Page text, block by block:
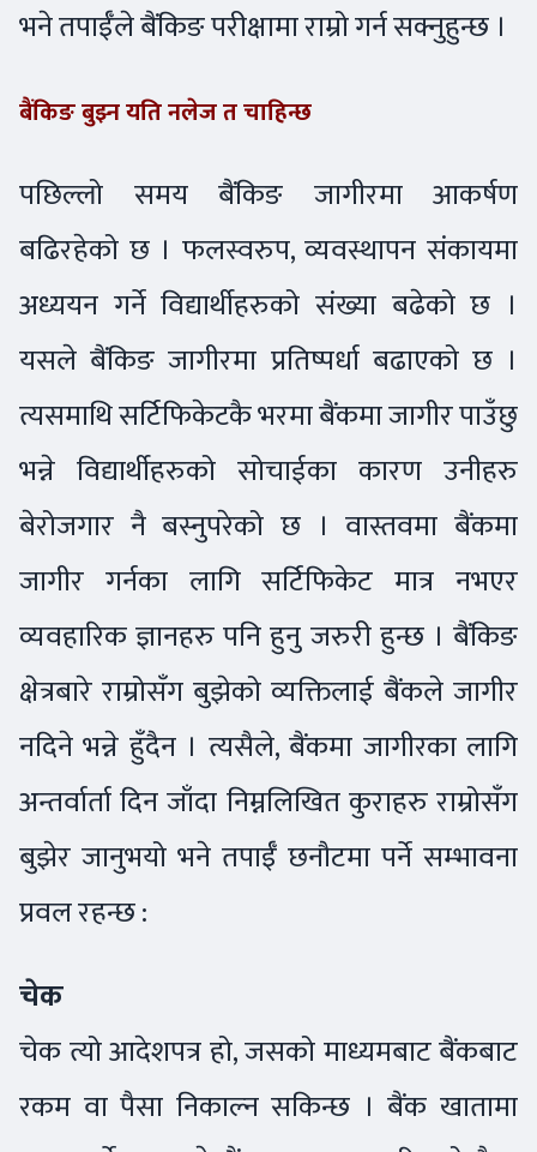
भने तपाईँले बैंकिङ परीक्षामा राम्रो गर्न सक्नुहुन्छ ।
बैंकिङ बुझ्न यति नलेज त चाहिन्छ
पछिल्लो समय बैंकिङ जागीरमा आकर्षण
बढिरहेको छ । फलस्वरुप, व्यवस्थापन संकायमा
अध्ययन गर्ने विद्यार्थीहरुको संख्या बढेको छ ।
यसले बैंकिङ जागीरमा प्रतिष्पर्धा बढाएको छ ।
त्यसमाथि सर्टिफिकेटकै भरमा बैंकमा जागीर पाउँछु
भन्ने विद्यार्थीहरुको सोचाईका कारण उनीहरु
बेरोजगार नै बस्नुपरेको छ । वास्तवमा बैंकमा
जागीर गर्नका लागि सर्टिफिकेट मात्र नभएर
व्यवहारिक ज्ञानहरु पनि हुनु जरुरी हुन्छ । बैंकिङ
क्षेत्रबारे राम्रोसँग बुझेको व्यक्तिलाई बैंकले जागीर
नदिने भन्ने हुँदैन । त्यसैले, बैंकमा जागीरका लागि
अन्तर्वार्ता दिन जाँदा निम्नलिखित कुराहरु राम्रोसँग
बुझेर जानुभयो भने तपाईँ छनौटमा पर्ने सम्भावना
प्रवल रहन्छ :
चेक
चेक त्यो आदेशपत्र हो, जसको माध्यमबाट बैंकबाट
रकम वा पैसा निकाल्न सकिन्छ । बैंक खातामा